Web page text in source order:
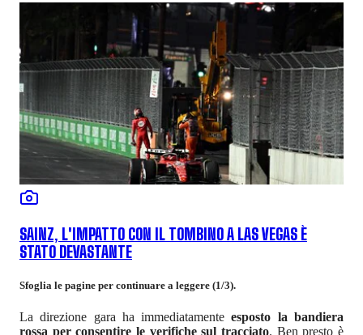
SAINZ, L'IMPATTO CON IL TOMBINO A LAS VEGAS È
STATO DEVASTANTE
Sfoglia le pagine per continuare a leggere (1/3).
La direzione gara ha immediatamenteesposto la bandiera
rossa per consentire le verifiche sul tracciato. Ben presto è